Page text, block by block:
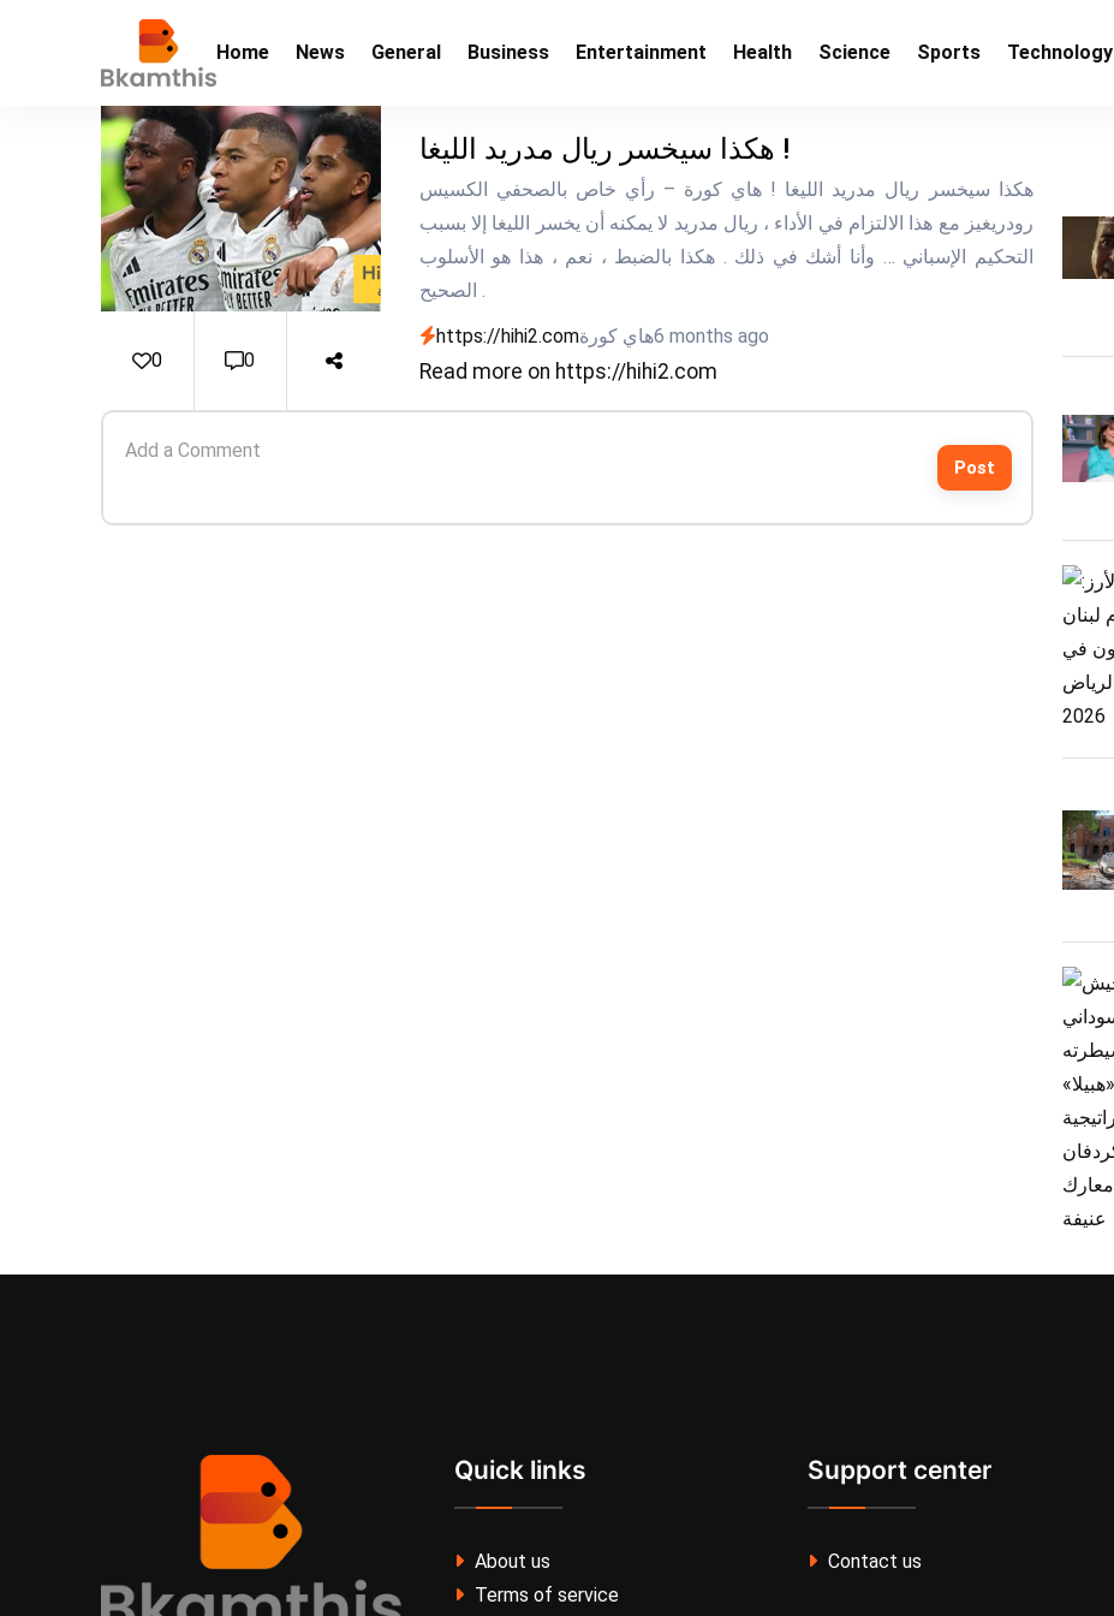
Home News General Business Entertainment Health Science Sports Technology
0 0
هكذا سيخسر ريال مدريد الليغا !
هكذا سيخسر ريال مدريد الليغا ! هاي كورة – رأي خاص بالصحفي الكسيس
رودريغيز مع هذا الالتزام في الأداء ، ريال مدريد لا يمكنه أن يخسر الليغا إلا بسبب
التحكيم الإسباني … وأنا أشك في ذلك . هكذا بالضبط ، نعم ، هذا هو الأسلوب
الصحيح .
https://hihi2.comهاي كورة6 months ago
Read more on https://hihi2.com
Post
Quick links
About us
Terms of service
Support center
Contact us